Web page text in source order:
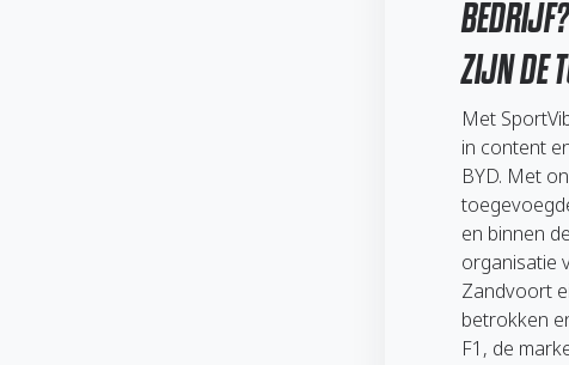
ZIJN DE
Met
in content
BYD. Met
en binnen
organisatie
Zandvoort
betrokken
F1, de